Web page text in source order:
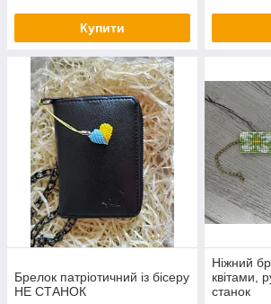
Купити
Брелок патріотичний із бісеру
НЕ СТАНОК
Ніжний
квітами,
станок